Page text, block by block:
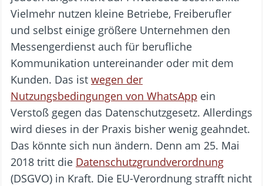
Vielmehr nutzen kleine Betriebe, Freiberufler
und selbst einige größere Unternehmen den
Messengerdienst auch für berufliche
Kommunikation untereinander oder mit dem
Kunden. Das ist wegen der
Nutzungsbedingungen von WhatsApp ein
Verstoß gegen das Datenschutzgesetz. Allerdings
wird dieses in der Praxis bisher wenig geahndet.
Das könnte sich nun ändern. Denn am 25. Mai
2018 tritt die Datenschutzgrundverordnung
(DSGVO) in Kraft. Die EU-Verordnung strafft nicht